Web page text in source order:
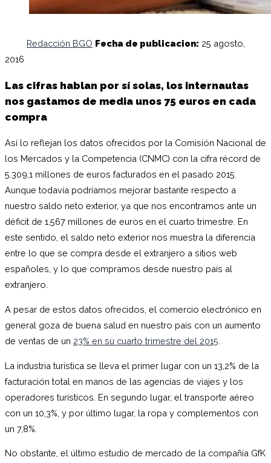
Redacción BGO Fecha de publicacion: 25 agosto,
2016
Las cifras hablan por sí solas, los internautas
nos gastamos de media unos 75 euros en cada
compra
Así lo reflejan los datos ofrecidos por la Comisión Nacional de
los Mercados y la Competencia (CNMC) con la cifra récord de
5.309,1 millones de euros facturados en el pasado 2015.
Aunque todavía podríamos mejorar bastante respecto a
nuestro saldo neto exterior, ya que nos encontramos ante un
déficit de 1.567 millones de euros en el cuarto trimestre. En
este sentido, el saldo neto exterior nos muestra la diferencia
entre lo que se compra desde el extranjero a sitios web
españoles, y lo que compramos desde nuestro país al
extranjero.
A pesar de estos datos ofrecidos, el comercio electrónico en
general goza de buena salud en nuestro país con un aumento
de ventas de un 23% en su cuarto trimestre del 2015
La industria turística se lleva el primer lugar con un 13,2% de la
facturación total en manos de las agencias de viajes y los
operadores turísticos. En segundo lugar, el transporte aéreo
con un 10,3%, y por último lugar, la ropa y complementos con
un 7,8%.
No obstante, el último estudio de mercado de la compañía GfK